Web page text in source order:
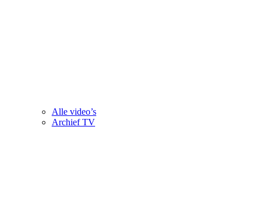
Alle video’s
Archief TV